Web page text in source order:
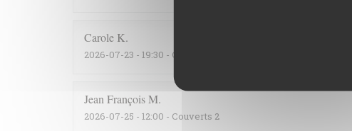
Carole K
2026-07-23 - 19:30 - Couverts 2
Jean FrançoisM
2026-07-25 - 12:00 - Couverts 2